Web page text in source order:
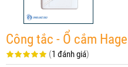
Công tắc - Ổ cắm
(1 đánh giá)